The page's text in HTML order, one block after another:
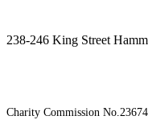
238-246 King Street
Charity Commission